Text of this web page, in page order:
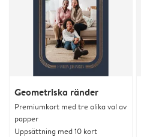
Geometriska ränder
Premiumkort med tre olika val av
papper
Uppsättning med 10 kort